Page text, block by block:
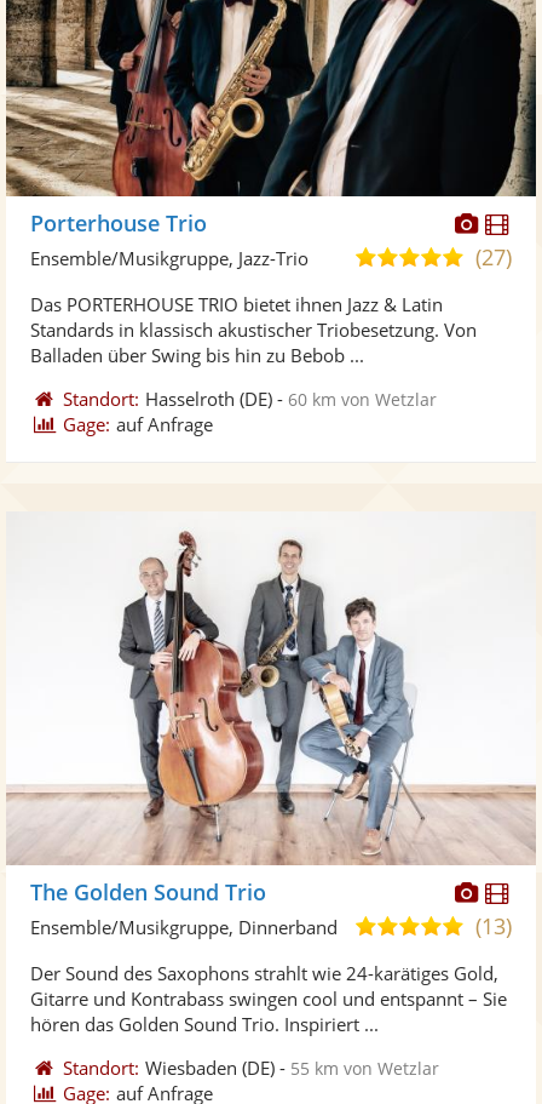
Porterhouse Trio
5,0(27)
Ensemble/Musikgruppe, Jazz-Trio
Das PORTERHOUSE TRIO bietet ihnen Jazz & Latin
Standards in klassisch akustischer Triobesetzung. Von
Balladen über Swing bis hin zu Bebob ...
Standort: Hasselroth (DE) -60 km von Wetzlar
Gage: auf Anfrage
Fotos
The Golden Sound Trio
4,9
5
(13)
Ensemble/Musikgruppe, Dinnerband
Der Sound des Saxophons strahlt wie 24-karätiges Gold,
Gitarre und Kontrabass swingen cool und entspannt – Sie
hören das Golden Sound Trio. Inspiriert ...
Standort: Wiesbaden (DE) - 55 km von Wetzlar
Gage: auf Anfrage